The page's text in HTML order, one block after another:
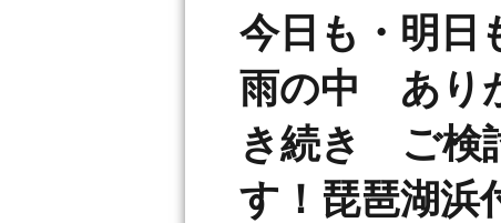
今日も・明日
雨の中 あり
き続き ご検
す！琵琶湖浜